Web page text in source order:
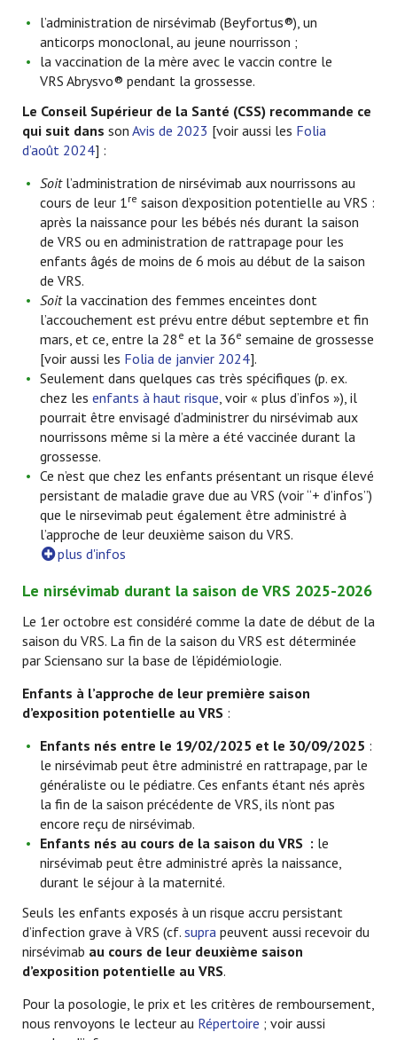
l’administration de nirsévimab (Beyfortus®), un
anticorps monoclonal, au jeune nourrisson ;
la vaccination de la mère avec le vaccin contre le
VRS Abrysvo® pendant la grossesse.
Le Conseil Supérieur de la Santé (CSS) recommande ce
qui suit dans son Avis de 2023 [voir aussi les Folia
d’août 2024] :
Soitl’administration de nirsévimab aux nourrissons au
cours de leur 1re saison d’exposition potentielle au VRS :
après la naissance pour les bébés nés durant la saison
de VRS ou en administration de rattrapage pour les
enfants âgés de moins de 6 mois au début de la saison
de VRS.
Soitla vaccination des femmes enceintes dont
l’accouchement est prévu entre début septembre et fin
mars, et ce, entre la 28 e et la 36e semaine de grossesse
[voir aussi les Folia de janvier 2024].
Seulement dans quelques cas très spécifiques (p. ex.
chez les enfants à haut risque, voir « plus d’infos »), il
pourrait être envisagé d’administrer du nirsévimab aux
nourrissons même si la mère a été vaccinée durant la
grossesse.
Ce n’est que chez les enfants présentant un risque élevé
persistant de maladie grave due au VRS (voir “+ d’infos”)
que le nirsevimab peut également être administré à
l’approche de leur deuxième saison du VRS.
plus d'infos
Le nirsévimab durant la saison de VRS 2025-2026
Le 1er octobre est considéré comme la date de début de la
saison du VRS. La fin de la saison du VRS est déterminée
par Sciensano sur la base de l’épidémiologie.
Enfants à l’approche de leur première saison
d’exposition potentielle au VRS :
Enfants nés entre le 19/02/2025 et le 30/09/2025 :
le nirsévimab peut être administré en rattrapage, par le
généraliste ou le pédiatre. Ces enfants étant nés après
la fin de la saison précédente de VRS, ils n’ont pas
encore reçu de nirsévimab.
Enfants nés au cours de la saison du VRS : le
nirsévimab peut être administré après la naissance,
durant le séjour à la maternité.
Seuls les enfants exposés à un risque accru persistant
d’infection grave à VRS (cf. supra peuvent aussi recevoir du
nirsévimab au cours de leur deuxième saison
d’exposition potentielle au VRS.
Pour la posologie, le prix et les critères de remboursement,
nous renvoyons le lecteur au Répertoire ; voir aussi